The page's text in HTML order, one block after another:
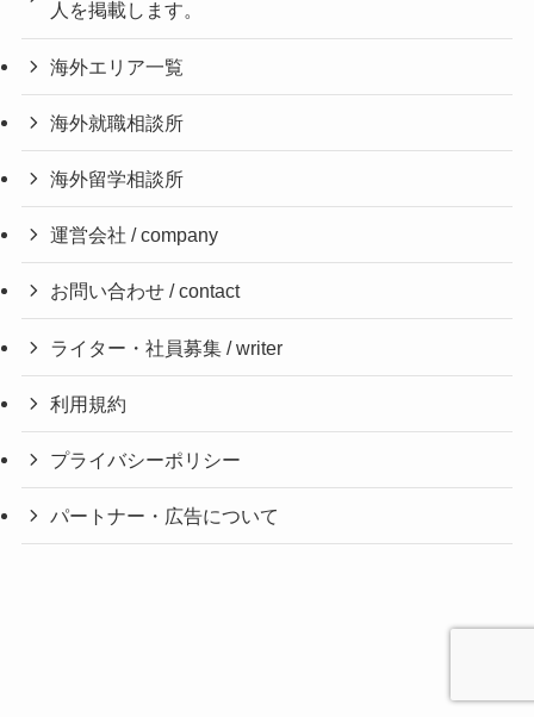
人を掲載します。
海外エリア一覧
海外就職相談所
海外留学相談所
運営会社 / company
お問い合わせ / contact
ライター・社員募集 / writer
利用規約
プライバシーポリシー
パートナー・広告について